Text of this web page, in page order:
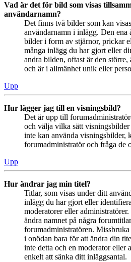
Vad är det för bild som visas
användarnamn?
Det finns två bilder som kan
användarnamn i inlägg. Den ena
bilder i form av stjärnor, prickar
många inlägg du har gjort eller
andra bilden, oftast är den
och är i allmänhet unik eller
Upp
Hur lägger jag till en visningsbild?
Det är upp till
och välja vilka sätt
inte kan använda visningsbilder,
forumadministratör och fråga de
Upp
Hur ändrar jag min titel?
Titlar, som visas under ditt
inlägg du har gjort eller
moderatorer eller
ändra namnet på några
forumadministratören.
i onödan bara för att ändra din
inte detta och en moderator eller
enkelt att sänka ditt inläggsantal.